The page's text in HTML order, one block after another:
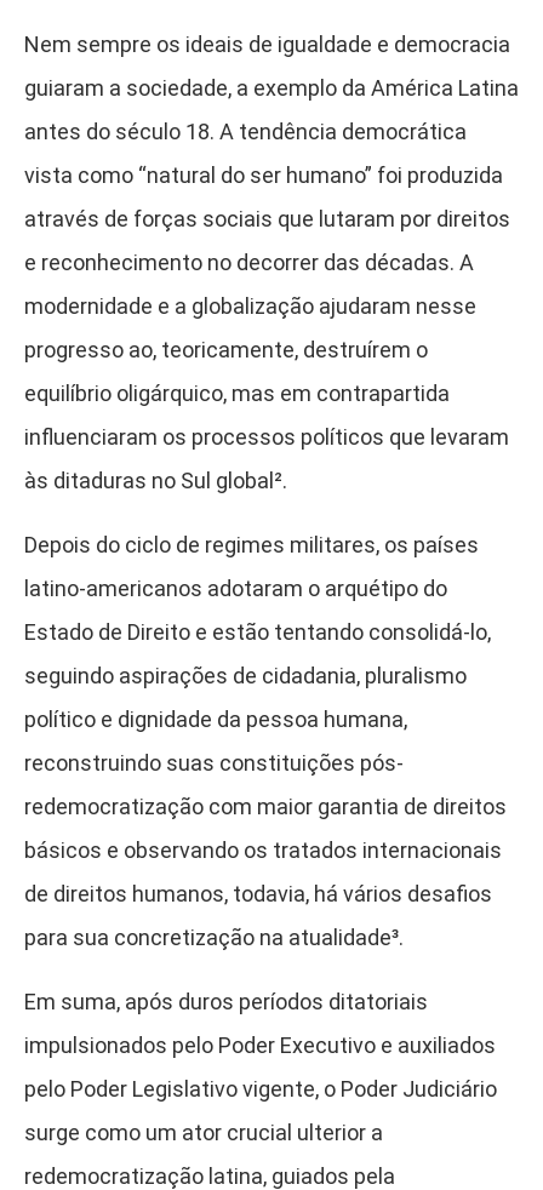
Nem sempre os ideais de igualdade e democracia
guiaram a sociedade, a exemplo da América Latina
antes do século 18. A tendência democrática
vista como “natural do ser humano” foi produzida
através de forças sociais que lutaram por direitos
e reconhecimento no decorrer das décadas. A
modernidade e a globalização ajudaram nesse
progresso ao, teoricamente, destruírem o
equilíbrio oligárquico, mas em contrapartida
influenciaram os processos políticos que levaram
às ditaduras no Sul global².
Depois do ciclo de regimes militares, os países
latino-americanos adotaram o arquétipo do
Estado de Direito e estão tentando consolidá-lo,
seguindo aspirações de cidadania, pluralismo
político e dignidade da pessoa humana,
reconstruindo suas constituições pós-
redemocratização com maior garantia de direitos
básicos e observando os tratados internacionais
de direitos humanos, todavia, há vários desafios
para sua concretização na atualidade³.
Em suma, após duros períodos ditatoriais
impulsionados pelo Poder Executivo e auxiliados
pelo Poder Legislativo vigente, o Poder Judiciário
surge como um ator crucial ulterior a
redemocratização latina, guiados pela